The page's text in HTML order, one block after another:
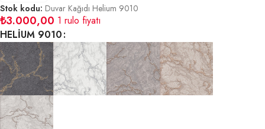
Stok kodu: Duvar Kağıdı Helium 9010
₺3.000,00 1 rulo fiyatı
HELİUM 9010